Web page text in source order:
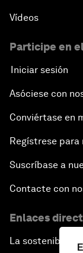
Vídeos
Participe en
Iniciar sesión
Asóciese con
Conviértase en
Regístrese
Suscríbase a
Contacte con
Enlaces
La sostenibilidad